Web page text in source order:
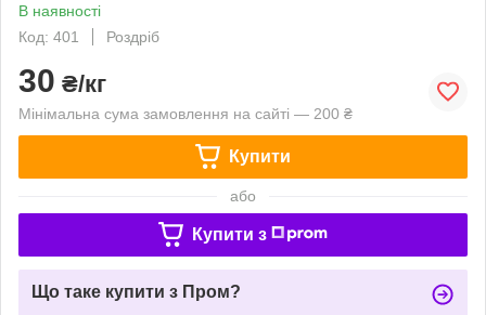
В наявності
Код: 401
Роздріб
30 ₴/кг
Мінімальна сума замовлення на сайті — 200 ₴
Купити
або
Купити з
Що таке купити з Пром?